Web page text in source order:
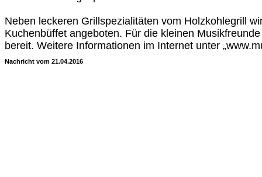
Neben leckeren Grillspezialitäten vom Holzkohlegrill
Kuchenbüffet angeboten. Für die kleinen
bereit. Weitere Informationen im Internet unter
Nachricht vom 21.04.2016